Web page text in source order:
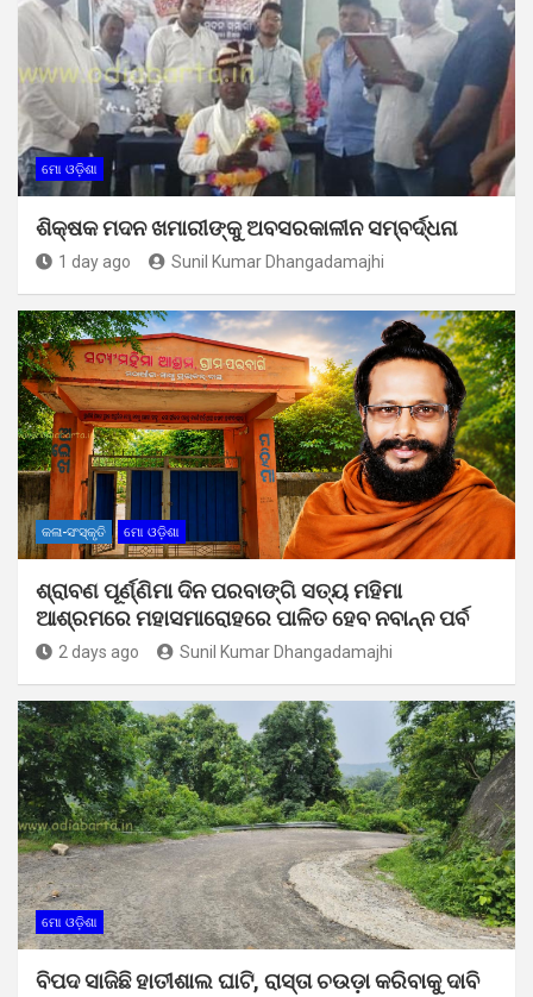
ମୋ ଓଡ଼ିଶା
ଶିକ୍ଷକ ମଦନ ଖମାରୀଙ୍କୁ ଅବସରକାଳୀନ ସମ୍ବର୍ଦ୍ଧନା
1 day ago Sunil Kumar Dhangadamajhi
କଳା-ସଂସ୍କୃତି ମୋ ଓଡ଼ିଶା
ଶ୍ରାବଣ ପୂର୍ଣ୍ଣିମା ଦିନ ପରବାଙ୍ଗି ସତ୍ୟ ମହିମା
ଆଶ୍ରମରେ ମହାସମାରୋହରେ ପାଳିତ ହେବ ନବାନ୍ନ ପର୍ବ
2 days ago Sunil Kumar Dhangadamajhi
ମୋ ଓଡ଼ିଶା
ବିପଦ ସାଜିଛି ହାତୀଶାଲ ଘାଟି, ରାସ୍ତା ଚଉଡ଼ା କରିବାକୁ ଦାବି